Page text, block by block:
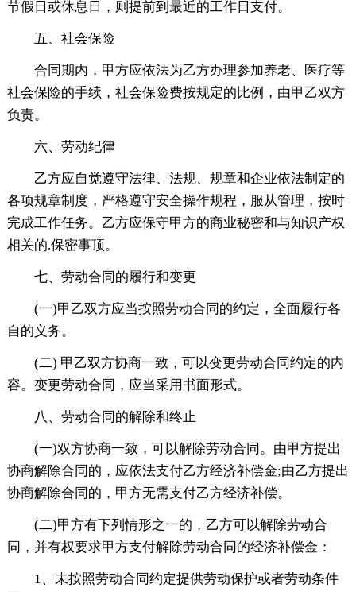
节假日或休息日，则提前到最近的工作日支付。
五、社会保险
合同期内，甲方应依法为乙方办理参加养老、医疗等
社会保险的手续，社会保险费按规定的比例，由甲乙双方
负责。
六、劳动纪律
乙方应自觉遵守法律、法规、规章和企业依法制定的
各项规章制度，严格遵守安全操作规程，服从管理，按时
完成工作任务。乙方应保守甲方的商业秘密和与知识产权
相关的.保密事顶。
七、劳动合同的履行和变更
(一)甲乙双方应当按照劳动合同的约定，全面履行各
自的义务。
(二) 甲乙双方协商一致，可以变更劳动合同约定的内
容。变更劳动合同，应当采用书面形式。
八、劳动合同的解除和终止
(一)双方协商一致，可以解除劳动合同。由甲方提出
协商解除合同的，应依法支付乙方经济补偿金;由乙方提出
协商解除合同的，甲方无需支付乙方经济补偿。
(二)甲方有下列情形之一的，乙方可以解除劳动合
同，并有权要求甲方支付解除劳动合同的经济补偿金：
1、未按照劳动合同约定提供劳动保护或者劳动条件